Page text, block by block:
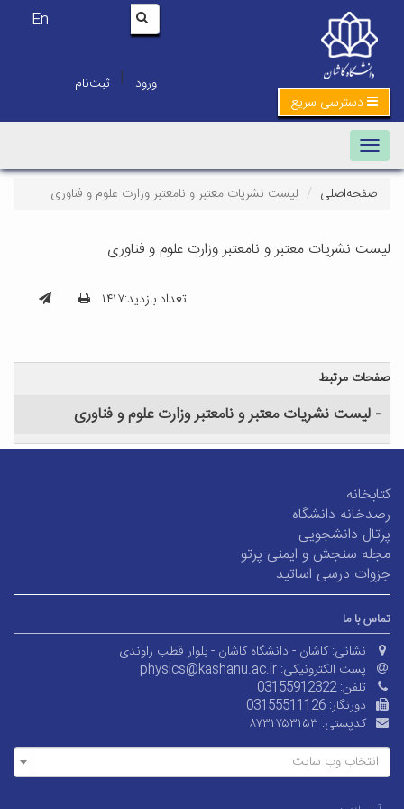
En
ورود | ثبت‌نام
دسترسی سریع
Toggle navigation
صفحه‌اصلی لیست نشریات معتبر و نامعتبر وزارت علوم و فناوری
لیست نشریات معتبر و نامعتبر وزارت علوم و فناوری
تعداد بازدید:۱۴۱۷
صفحات مرتبط
- لیست نشریات معتبر و نامعتبر وزارت علوم و فناوری
کتابخانه
رصدخانه دانشگاه
پرتال دانشجویی
مجله سنجش و ایمنی پرتو
جزوات درسی اساتید
تماس با ما
نشانی: کاشان - دانشگاه کاشان - بلوار قطب راوندی
پست الکترونیکی: physics@kashanu.ac.ir
تلفن:03155912322
دورنگار: 03155511126
کدپستی: ۸۷۳۱۷۵۳۱۵۳
انتخاب وب سایت